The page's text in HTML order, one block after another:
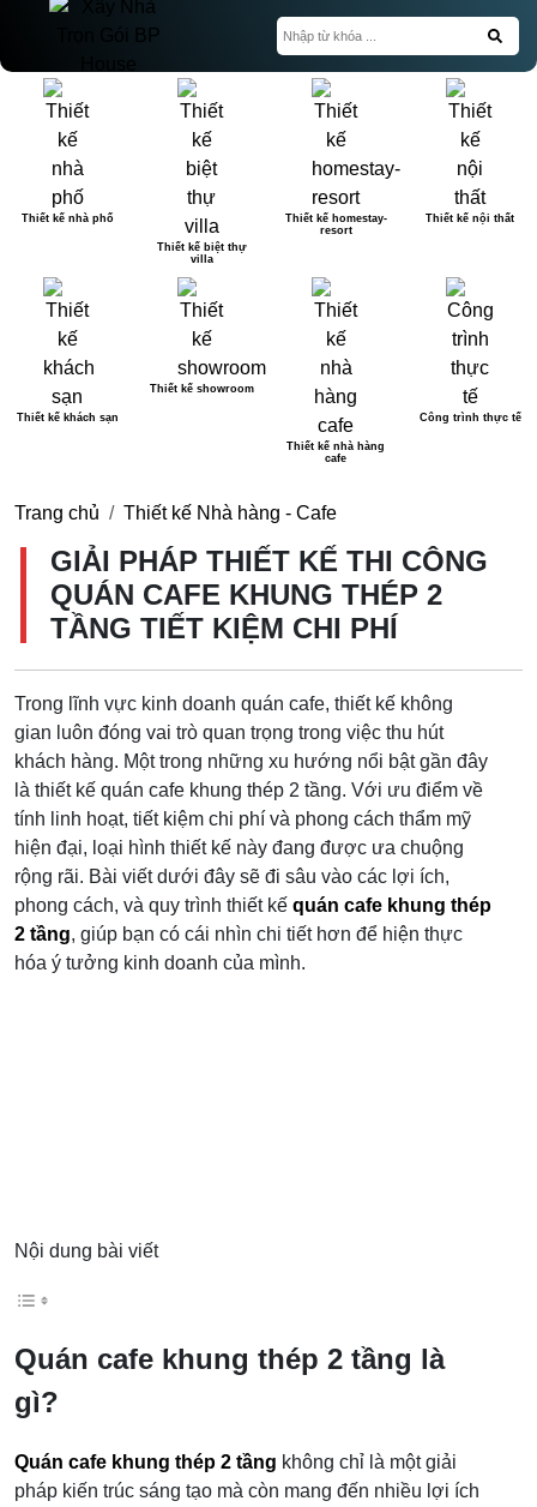
Thiết kế nhà phố
Thiết kế biệt thự
villa
Thiết kế homestay-
resort
Thiết kế nội thất
Thiết kế khách sạn
Thiết kế showroom
Thiết kế nhà hàng
cafe
Công trình thực tế
Trang chủ Thiết kế Nhà hàng - Cafe
GIẢI PHÁP THIẾT KẾ THI CÔNG
QUÁN CAFE KHUNG THÉP 2
TẦNG TIẾT KIỆM CHI PHÍ
Trong lĩnh vực kinh doanh quán cafe, thiết kế không
gian luôn đóng vai trò quan trọng trong việc thu hút
khách hàng. Một trong những xu hướng nổi bật gần đây
là thiết kế quán cafe khung thép 2 tầng. Với ưu điểm về
tính linh hoạt, tiết kiệm chi phí và phong cách thẩm mỹ
hiện đại, loại hình thiết kế này đang được ưa chuộng
rộng rãi. Bài viết dưới đây sẽ đi sâu vào các lợi ích,
phong cách, và quy trình thiết kế quán cafe khung thép
2 tầng, giúp bạn có cái nhìn chi tiết hơn để hiện thực
hóa ý tưởng kinh doanh của mình.
Nội dung bài viết
Quán cafe khung thép 2 tầng là
gì?
Quán cafe khung thép 2 tầng không chỉ là một giải
pháp kiến trúc sáng tạo mà còn mang đến nhiều lợi ích